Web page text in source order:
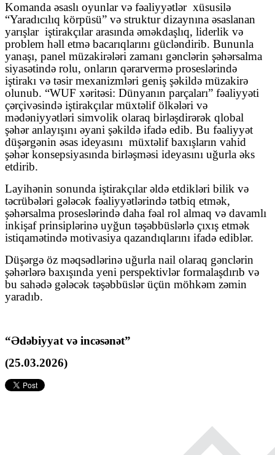
Komanda əsaslı oyunlar və fəaliyyətlər xüsusilə
“Yaradıcılıq körpüsü” və struktur dizaynına əsaslanan
yarışlar iştirakçılar arasında əməkdaşlıq, liderlik və
problem həll etmə bacarıqlarını gücləndirib. Bununla
yanaşı, panel müzakirələri zamanı gənclərin şəhərsalma
siyasətində rolu, onların qərarvermə proseslərində
iştirakı və təsir mexanizmləri geniş şəkildə müzakirə
olunub. “WUF xəritəsi: Dünyanın parçaları” fəaliyyəti
çərçivəsində iştirakçılar müxtəlif ölkələri və
mədəniyyətləri simvolik olaraq birləşdirərək qlobal
şəhər anlayışını əyani şəkildə ifadə edib. Bu fəaliyyət
düşərgənin əsas ideyasını müxtəlif baxışların vahid
şəhər konsepsiyasında birləşməsi ideyasını uğurla əks
etdirib.
Layihənin sonunda iştirakçılar əldə etdikləri bilik və
təcrübələri gələcək fəaliyyətlərində tətbiq etmək,
şəhərsalma proseslərində daha fəal rol almaq və davamlı
inkişaf prinsiplərinə uyğun təşəbbüslərlə çıxış etmək
istiqamətində motivasiya qazandıqlarını ifadə ediblər.
Düşərgə öz məqsədlərinə uğurla nail olaraq gənclərin
şəhərlərə baxışında yeni perspektivlər formalaşdırıb və
bu sahədə gələcək təşəbbüslər üçün möhkəm zəmin
yaradıb.
“Ədəbiyyat və incəsənət”
(25.03.2026)